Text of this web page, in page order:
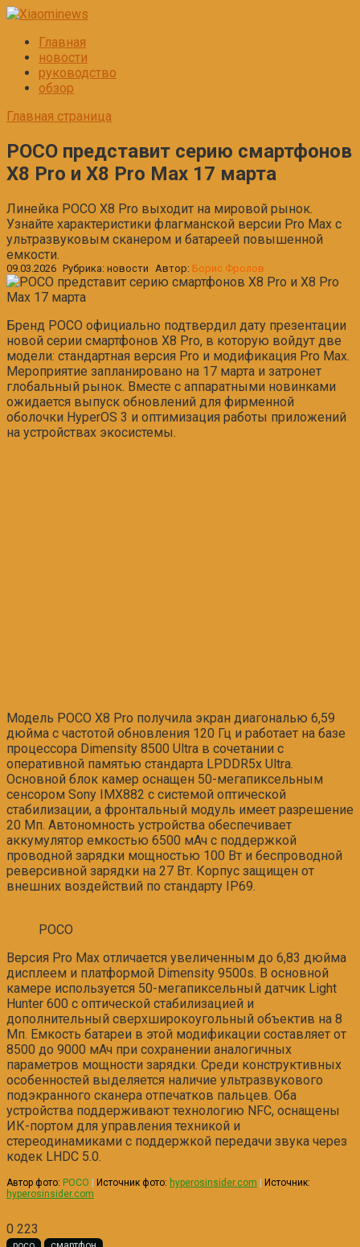
Перейти
контентуГлавная
новости
руководство
обзор
Главная страница
POCO представит серию смартфонов
X8 Pro и X8 Pro Max 17 марта
Линейка POCO X8 Pro выходит на мировой рынок.
Узнайте характеристики флагманской версии Pro Max с
ультразвуковым сканером и батареей повышенной
емкости.
09.03.2026 Рубрика: новости Автор: Борис Фролов
Бренд POCO официально подтвердил дату презентации
новой серии смартфонов X8 Pro, в которую войдут две
модели: стандартная версия Pro и модификация Pro Max.
Мероприятие запланировано на 17 марта и затронет
глобальный рынок. Вместе с аппаратными новинками
ожидается выпуск обновлений для фирменной
оболочки HyperOS 3 и оптимизация работы приложений
на устройствах экосистемы.
Модель POCO X8 Pro получила экран диагональю 6,59
дюйма с частотой обновления 120 Гц и работает на базе
процессора Dimensity 8500 Ultra в сочетании с
оперативной памятью стандарта LPDDR5x Ultra.
Основной блок камер оснащен 50-мегапиксельным
сенсором Sony IMX882 с системой оптической
стабилизации, а фронтальный модуль имеет разрешение
20 Мп. Автономность устройства обеспечивает
аккумулятор емкостью 6500 мАч с поддержкой
проводной зарядки мощностью 100 Вт и беспроводной
реверсивной зарядки на 27 Вт. Корпус защищен от
внешних воздействий по стандарту IP69.
POCO
Версия Pro Max отличается увеличенным до 6,83 дюйма
дисплеем и платформой Dimensity 9500s. В основной
камере используется 50-мегапиксельный датчик Light
Hunter 600 с оптической стабилизацией и
дополнительный сверхширокоугольный объектив на 8
Мп. Емкость батареи в этой модификации составляет от
8500 до 9000 мАч при сохранении аналогичных
параметров мощности зарядки. Среди конструктивных
особенностей выделяется наличие ультразвукового
подэкранного сканера отпечатков пальцев. Оба
устройства поддерживают технологию NFC, оснащены
ИК-портом для управления техникой и
стереодинамиками с поддержкой передачи звука через
кодек LHDC 5.0.
Автор фото: POCO | Источник фото: hyperosinsider.com | Источник:
hyperosinsider.com
0 223